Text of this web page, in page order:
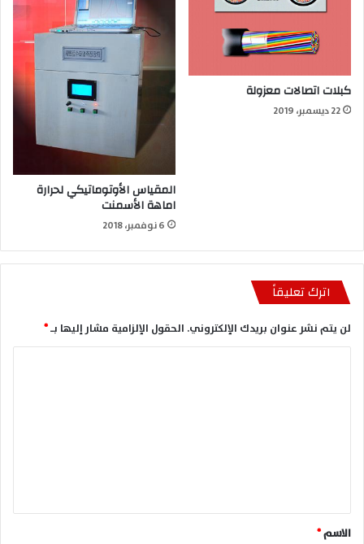
كبلات اتصالات معزولة
22 ديسمبر، 2019
المقياس الأوتوماتيكي لحرارة
اماهة الأسمنت
6 نوفمبر، 2018
اترك تعليقاً
لن يتم نشر عنوان بريدك الإلكتروني. الحقول الإلزامية مشار إليها بـ*
*
الاسم*